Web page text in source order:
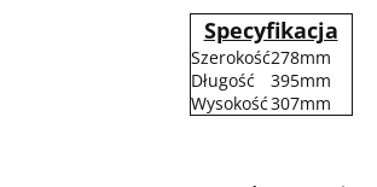
Specyfikacja
Szerokość278mm
Długość
395mm
Wysokość307mm